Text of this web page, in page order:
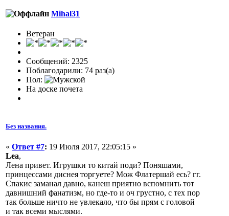
Mihal31
Ветеран
Сообщений: 2325
Поблагодарили: 74 раз(а)
Пол:
На доске почета
Без названия.
« Ответ #7: 19 Июля 2017, 22:05:15 »
Lea,
Лена привет. Игрушки то китай поди? Поняшами,
принцессами диснея торгуете? Мож Флатершай есь? гг.
Спакис заманал давно, канеш приятно вспомнить тот
давнишний фанатизм, но где-то и оч грустно, с тех пор
так больше ничто не увлекало, что бы прям с головой
и так всеми мыслями.